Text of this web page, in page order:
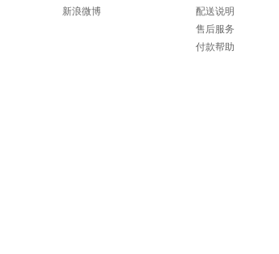
新浪微博
配送说明
售后服务
付款帮助